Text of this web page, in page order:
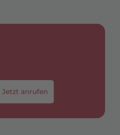
Jetzt anrufen